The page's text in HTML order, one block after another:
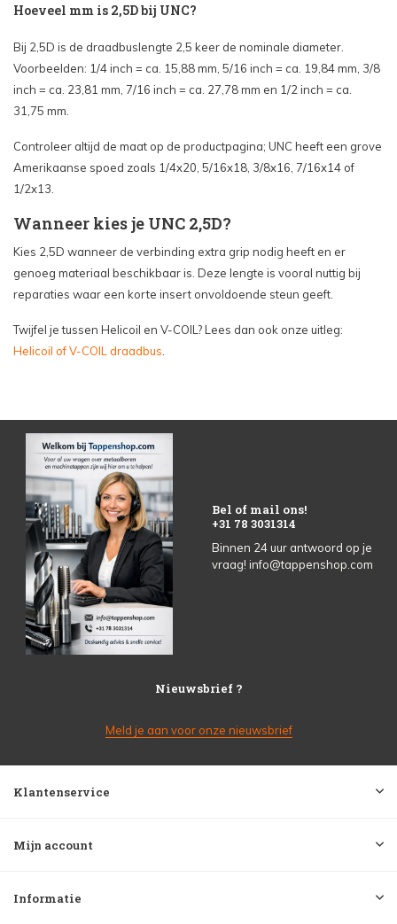
Hoeveel mm is 2,5D bij UNC?
Bij 2,5D is de draadbuslengte 2,5 keer de nominale diameter.
Voorbeelden: 1/4 inch = ca. 15,88 mm, 5/16 inch = ca. 19,84 mm, 3/8
inch = ca. 23,81 mm, 7/16 inch = ca. 27,78 mm en 1/2 inch = ca.
31,75 mm.
Controleer altijd de maat op de productpagina; UNC heeft een grove
Amerikaanse spoed zoals 1/4x20, 5/16x18, 3/8x16, 7/16x14 of
1/2x13.
Wanneer kies je UNC 2,5D?
Kies 2,5D wanneer de verbinding extra grip nodig heeft en er
genoeg materiaal beschikbaar is. Deze lengte is vooral nuttig bij
reparaties waar een korte insert onvoldoende steun geeft.
Twijfel je tussen Helicoil en V-COIL? Lees dan ook onze uitleg:
Helicoil of V-COIL draadbus
Bel of mail ons!
+31 78 3031314
Binnen 24 uur antwoord op je
vraag! info@tappenshop.com
Nieuwsbrief ?
Meld je aan voor onze nieuwsbrief
Klantenservice
Mijn account
Informatie